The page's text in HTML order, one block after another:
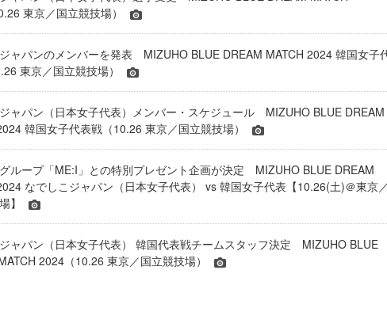
東京／国立競技場）
ャパンのメンバーを発表 MIZUHO BLUE DREAM MATCH 2024 韓国女子
東京／国立競技場）
ャパン（日本女子代表）メンバー・スケジュール MIZUHO BLUE DREAM
韓国女子代表戦（10.26 東京／国立競技場）
ループ「ME:I」との特別プレゼント企画が決定 MIZUHO BLUE DREAM
なでしこジャパン（日本女子代表） vs 韓国女子代表【10.26(土)＠東京
】
ャパン（日本女子代表） 韓国代表戦チームスタッフ決定 MIZUHO BLUE
2024（10.26 東京／国立競技場）